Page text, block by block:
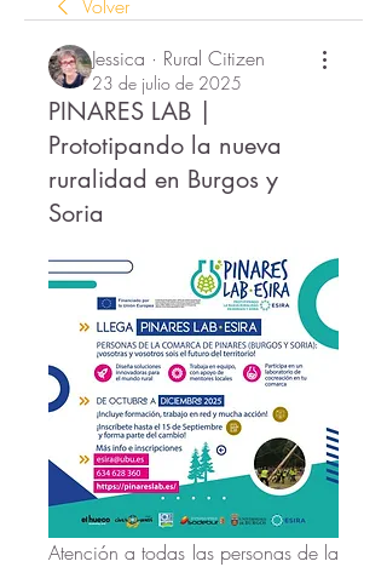
Volver
Jessica · Rural Citizen
23 de julio de 2025
PINARES LAB |
Prototipando la nueva
ruralidad en Burgos y
Soria
Atención a todas las personas de la